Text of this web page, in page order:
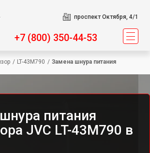
проспект Октября, 4/1
+7 (800) 350-44-53
/ LT-43M790 / Замена шнура питания
питания
JVC LT-43M790 в